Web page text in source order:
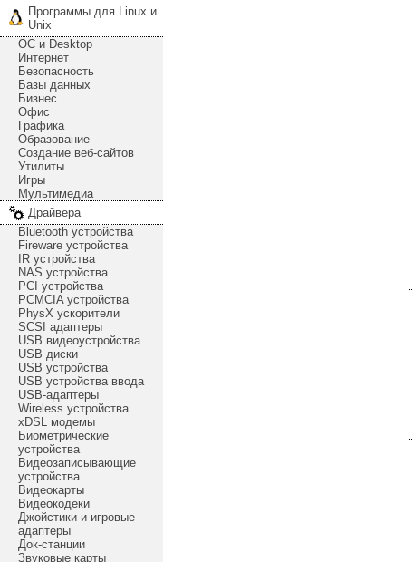
Программы для Linux и
Unix
ОС и Desktop
Интернет
Безопасность
Базы данных
Бизнес
Офис
Графика
Образование
Создание веб-сайтов
Утилиты
Игры
Мультимедиа
Драйвера
Bluetooth устройства
Fireware устройства
IR устройства
NAS устройства
PCI устройства
PCMCIA устройства
PhysX ускорители
SCSI адаптеры
USB видеоустройства
USB диски
USB устройства
USB устройства ввода
USB-адаптеры
Wireless устройства
xDSL модемы
Биометрические
устройства
Видеозаписывающие
устройства
Видеокарты
Видеокодеки
Джойстики и игровые
адаптеры
Док-станции
Звуковые карты